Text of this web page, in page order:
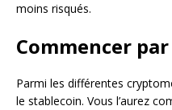
moins risqués.
Commencer
Parmi les différentes
le stablecoin. Vous l’aurez